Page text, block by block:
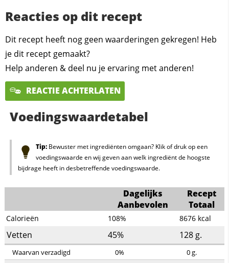
Reacties op dit recept
Dit recept heeft nog geen waarderingen gekregen! Heb
je dit recept gemaakt?
Help anderen & deel nu je ervaring met anderen!
REACTIE ACHTERLATEN
Voedingswaardetabel
Tip:Bewuster met ingrediënten omgaan? Klik of druk op een
voedingswaarde en wij geven aan welk ingrediënt de hoogste
bijdrage heeft in desbetreffende voedingswaarde.
Dagelijks
Aanbevolen
Recept
Totaal
Calorieën 108% 8676 kcal
Vetten 45% 128 g.
Waarvan verzadigd 0% 0g.